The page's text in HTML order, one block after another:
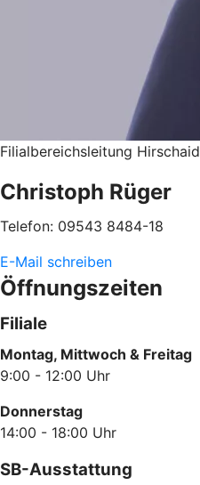
Filialbereichsleitung Hirschaid
Christoph Rüger
Telefon: 09543 8484-18
E-Mail schreiben
Öffnungszeiten
Filiale
Montag, Mittwoch & Freitag
9:00 - 12:00 Uhr
Donnerstag
14:00 - 18:00 Uhr
SB-Ausstattung